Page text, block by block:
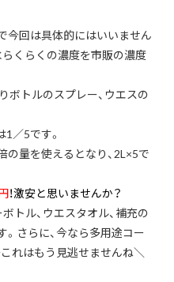
今回は具体的にはいいません
くらくの濃度を市販の濃度
ボトルのスプレー、ウエスの
／5です。
量を使えるとなり、2L×5で
！激安と思いませんか？
トル、ウエスタオル、補充の
さらに、今なら多用途コー
れはもう見逃せませんね＼